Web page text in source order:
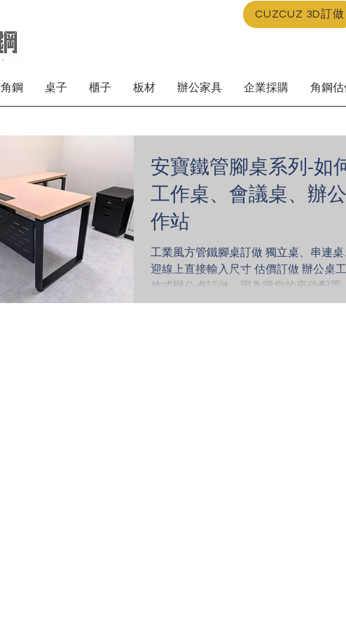
CUZCUZ 3D訂做
角鋼 桌子 櫃子 板材 辦公家具 企業採購 角鋼
安寶鐵管腳桌系列-如
工作桌、會議桌、辦
作站
工業風方管鐵腳桌訂做 獨立桌、串連桌
迎線上直接輸入尺寸 估價訂做 辦公桌工
放式辦公桌訂做，因為跟您的座位配置
動線有關，歡迎您加Line洽詢，由安寶